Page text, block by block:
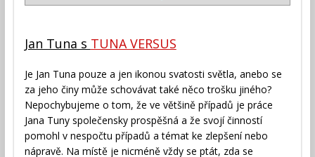
Jan Tuna s TUNA VERSUS
Je Jan Tuna pouze a jen ikonou svatosti světla, anebo se
za jeho činy může schovávat také něco trošku jiného?
Nepochybujeme o tom, že ve většině případů je práce
Jana Tuny společensky prospěšná a že svojí činností
pomohl v nespočtu případů a témat ke zlepšení nebo
nápravě. Na místě je nicméně vždy se ptát, zda se